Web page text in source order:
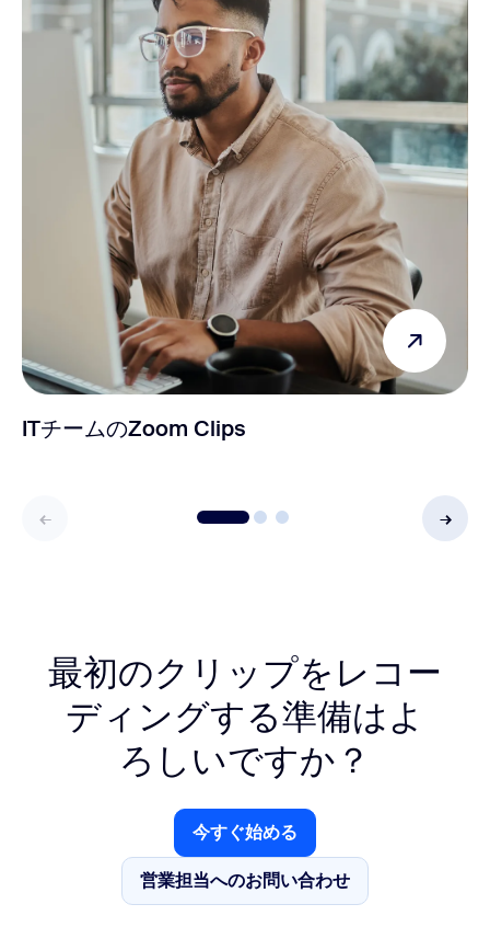
ITチームのZoom Clips
最初のクリップをレコー
ディングする準備はよ
ろしいですか？
今すぐ始める
今すぐ始める
営業担当へのお問い合わせ
営業担当へのお問い合わせ